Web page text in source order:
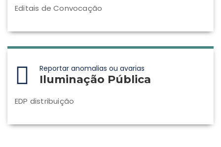
Editais de Convocação
Reportar anomalias ou avarias
Iluminação Pública
EDP distribuição